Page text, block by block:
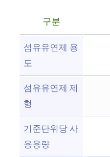
구분
섬유유연제 용
도
섬유유연제 제
형
기준단위당 사
용용량